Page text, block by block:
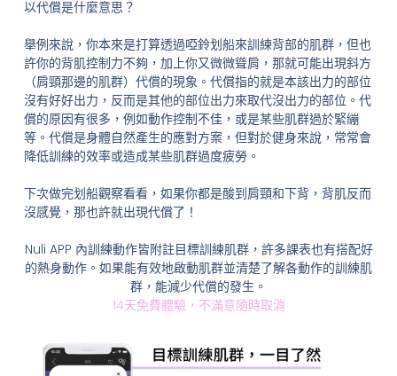
以代償是什麼意思？
舉例來說，你本來是打算透過啞鈴划船來訓練背部的肌群，但也
許你的背肌控制力不夠，加上你又微微聳肩，那就可能出現斜方
（肩頸那邊的肌群）代償的現象。代償指的就是本該出力的部位
沒有好好出力，反而是其他的部位出力來取代沒出力的部位。代
償的原因有很多，例如動作控制不佳，或是某些肌群過於緊繃
等。代償是身體自然產生的應對方案，但對於健身來說，常常會
降低訓練的效率或造成某些肌群過度疲勞。
下次做完划船觀察看看，如果你都是酸到肩頸和下背，背肌反而
沒感覺，那也許就出現代償了！
Nuli APP 內訓練動作皆附註目標訓練肌群，許多課表也有搭配好
的熱身動作。如果能有效地啟動肌群並清楚了解各動作的訓練肌
群，能減少代償的發生。
14天免費體驗，不滿意隨時取消